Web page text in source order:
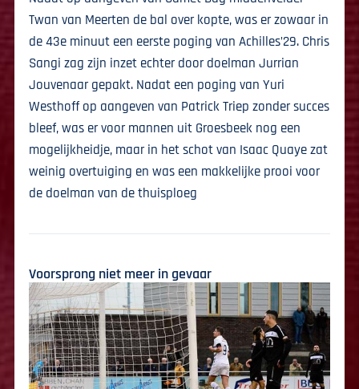
Twan van Meerten de bal over kopte, was er zowaar in
de 43e minuut een eerste poging van Achilles’29. Chris
Sangi zag zijn inzet echter door doelman Jurrian
Jouvenaar gepakt. Nadat een poging van Yuri
Westhoff op aangeven van Patrick Triep zonder succes
bleef, was er voor mannen uit Groesbeek nog een
mogelijkheidje, maar in het schot van Isaac Quaye zat
weinig overtuiging en was een makkelijke prooi voor
de doelman van de thuisploeg
Voorsprong niet meer in gevaar